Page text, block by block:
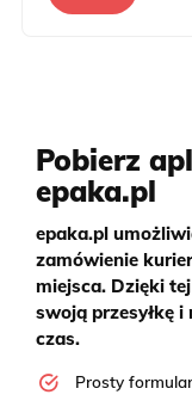
Pobierz
epaka.pl
epaka.pl
zamówienie
miejsca. Dzięki
swoją przesyłkę
czas.
Prosty